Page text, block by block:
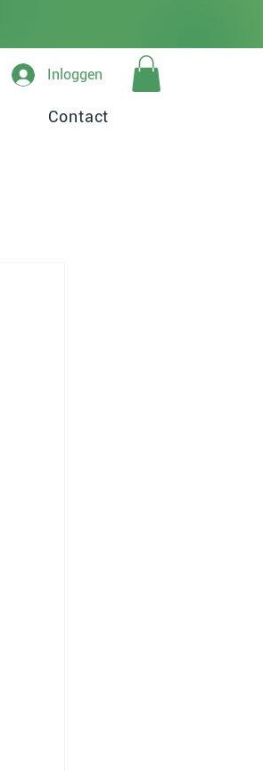
Inloggen
Contact